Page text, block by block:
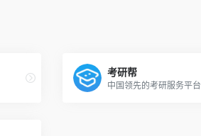
考研帮
中国领先的考研服务平台